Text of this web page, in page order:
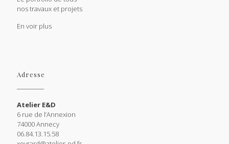
nos travaux et projets
En voir plus
Adresse
Atelier E&D
6 rue de l’Annexion
74000 Annecy
06.84.13.15.58